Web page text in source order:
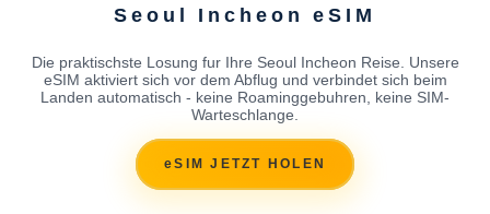
Seoul Incheon eSIM
Die praktischste Losung fur Ihre Seoul Incheon Reise. Unsere
eSIM aktiviert sich vor dem Abflug und verbindet sich beim
Landen automatisch - keine Roaminggebuhren, keine SIM-
Warteschlange.
eSIM JETZT HOLEN